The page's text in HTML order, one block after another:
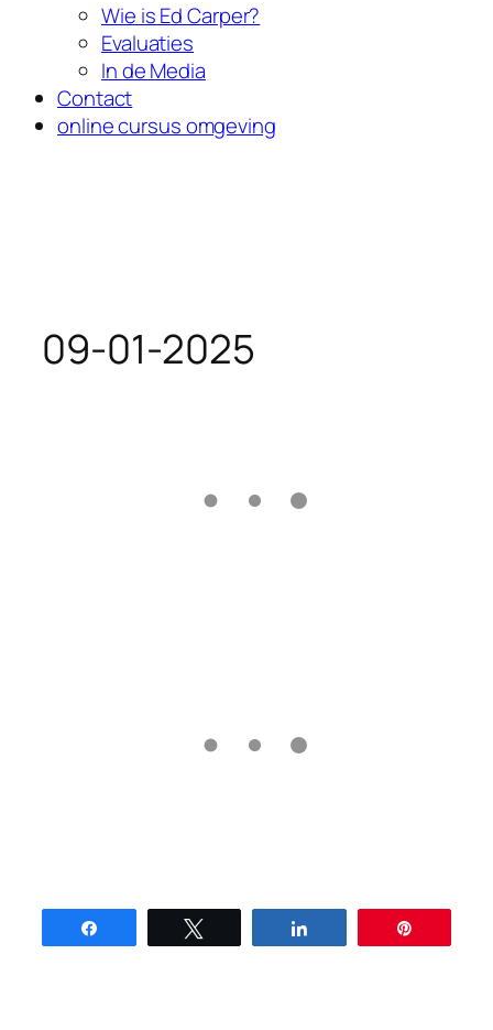
Wie is Ed Carper?
Evaluaties
In de Media
Contact
online cursus omgeving
09-01-2025